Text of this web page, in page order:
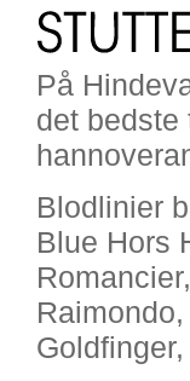
På
det bedste
Blodlinier
Blue Hors